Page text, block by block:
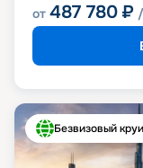
от 487 780 ₽
Безвизовый